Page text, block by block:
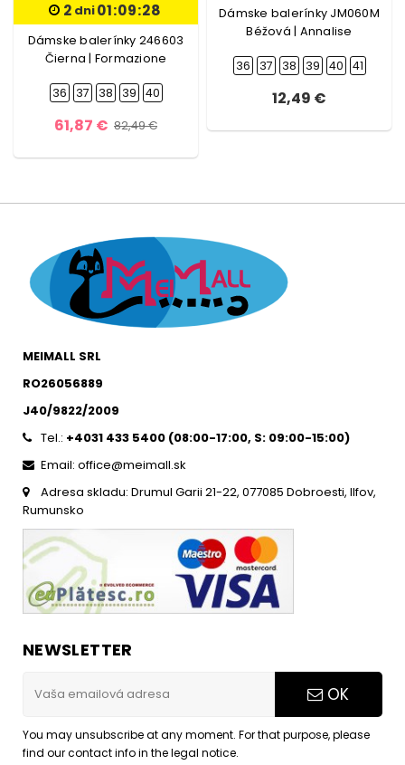
2 dni01:09:27
Dámske balerínky 246603
Čierna | Formazione
36 37 38 39 40
61,87 € 82,49 €
Dámske balerínky JM060M
Béžová | Annalise
36 37 38 39 40 41
12,49 €
MEIMALL SRL
RO26056889
J40/9822/2009
Tel.: +4031 433 5400 (08:00-17:00, S: 09:00-15:00)
Email: office@meimall.sk
Adresa skladu: Drumul Garii 21-22, 077085 Dobroesti, Ilfov,
Rumunsko
NEWSLETTER
OK
You may unsubscribe at any moment. For that purpose, please
find our contact info in the legal notice.